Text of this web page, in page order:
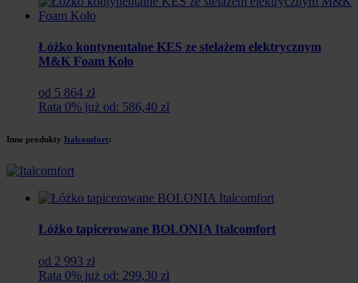
Łóżko kontynentalne KES ze stelażem elektrycznym
M&K Foam Koło
od 5 864 zł
Rata 0% już od: 586,40 zł
Inne produkty Italcomfort:
Łóżko tapicerowane BOLONIA Italcomfort
od 2 993 zł
Rata 0% już od: 299,30 zł